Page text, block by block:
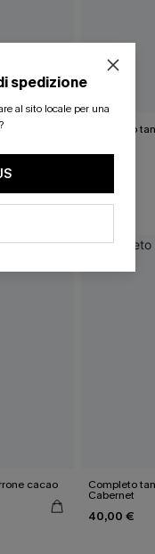
cacao Completo
cacao Completo
Cabernet
40,00 €
spedizione
al sito locale per una